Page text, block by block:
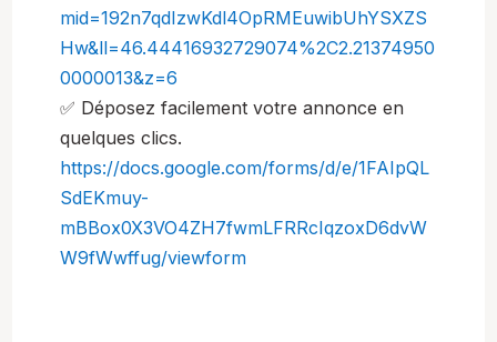
mid=192n7qdIzwKdl4OpRMEuwibUhYSXZS
Hw&ll=46.44416932729074%2C2.21374950
0000013&z=6
✅ Déposez facilement votre annonce en
quelques clics.
https://docs.google.com/forms/d/e/1FAIpQL
SdEKmuy-
mBBox0X3VO4ZH7fwmLFRRcIqzoxD6dvW
W9fWwffug/viewform